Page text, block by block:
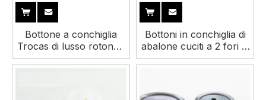
Bottone a conchiglia
Trocas di lusso rotondo
fantasia a 2 fori 4 fori di
Bottoni in conchiglia di
abalone cuciti a 2 fori di
colore personalizzato